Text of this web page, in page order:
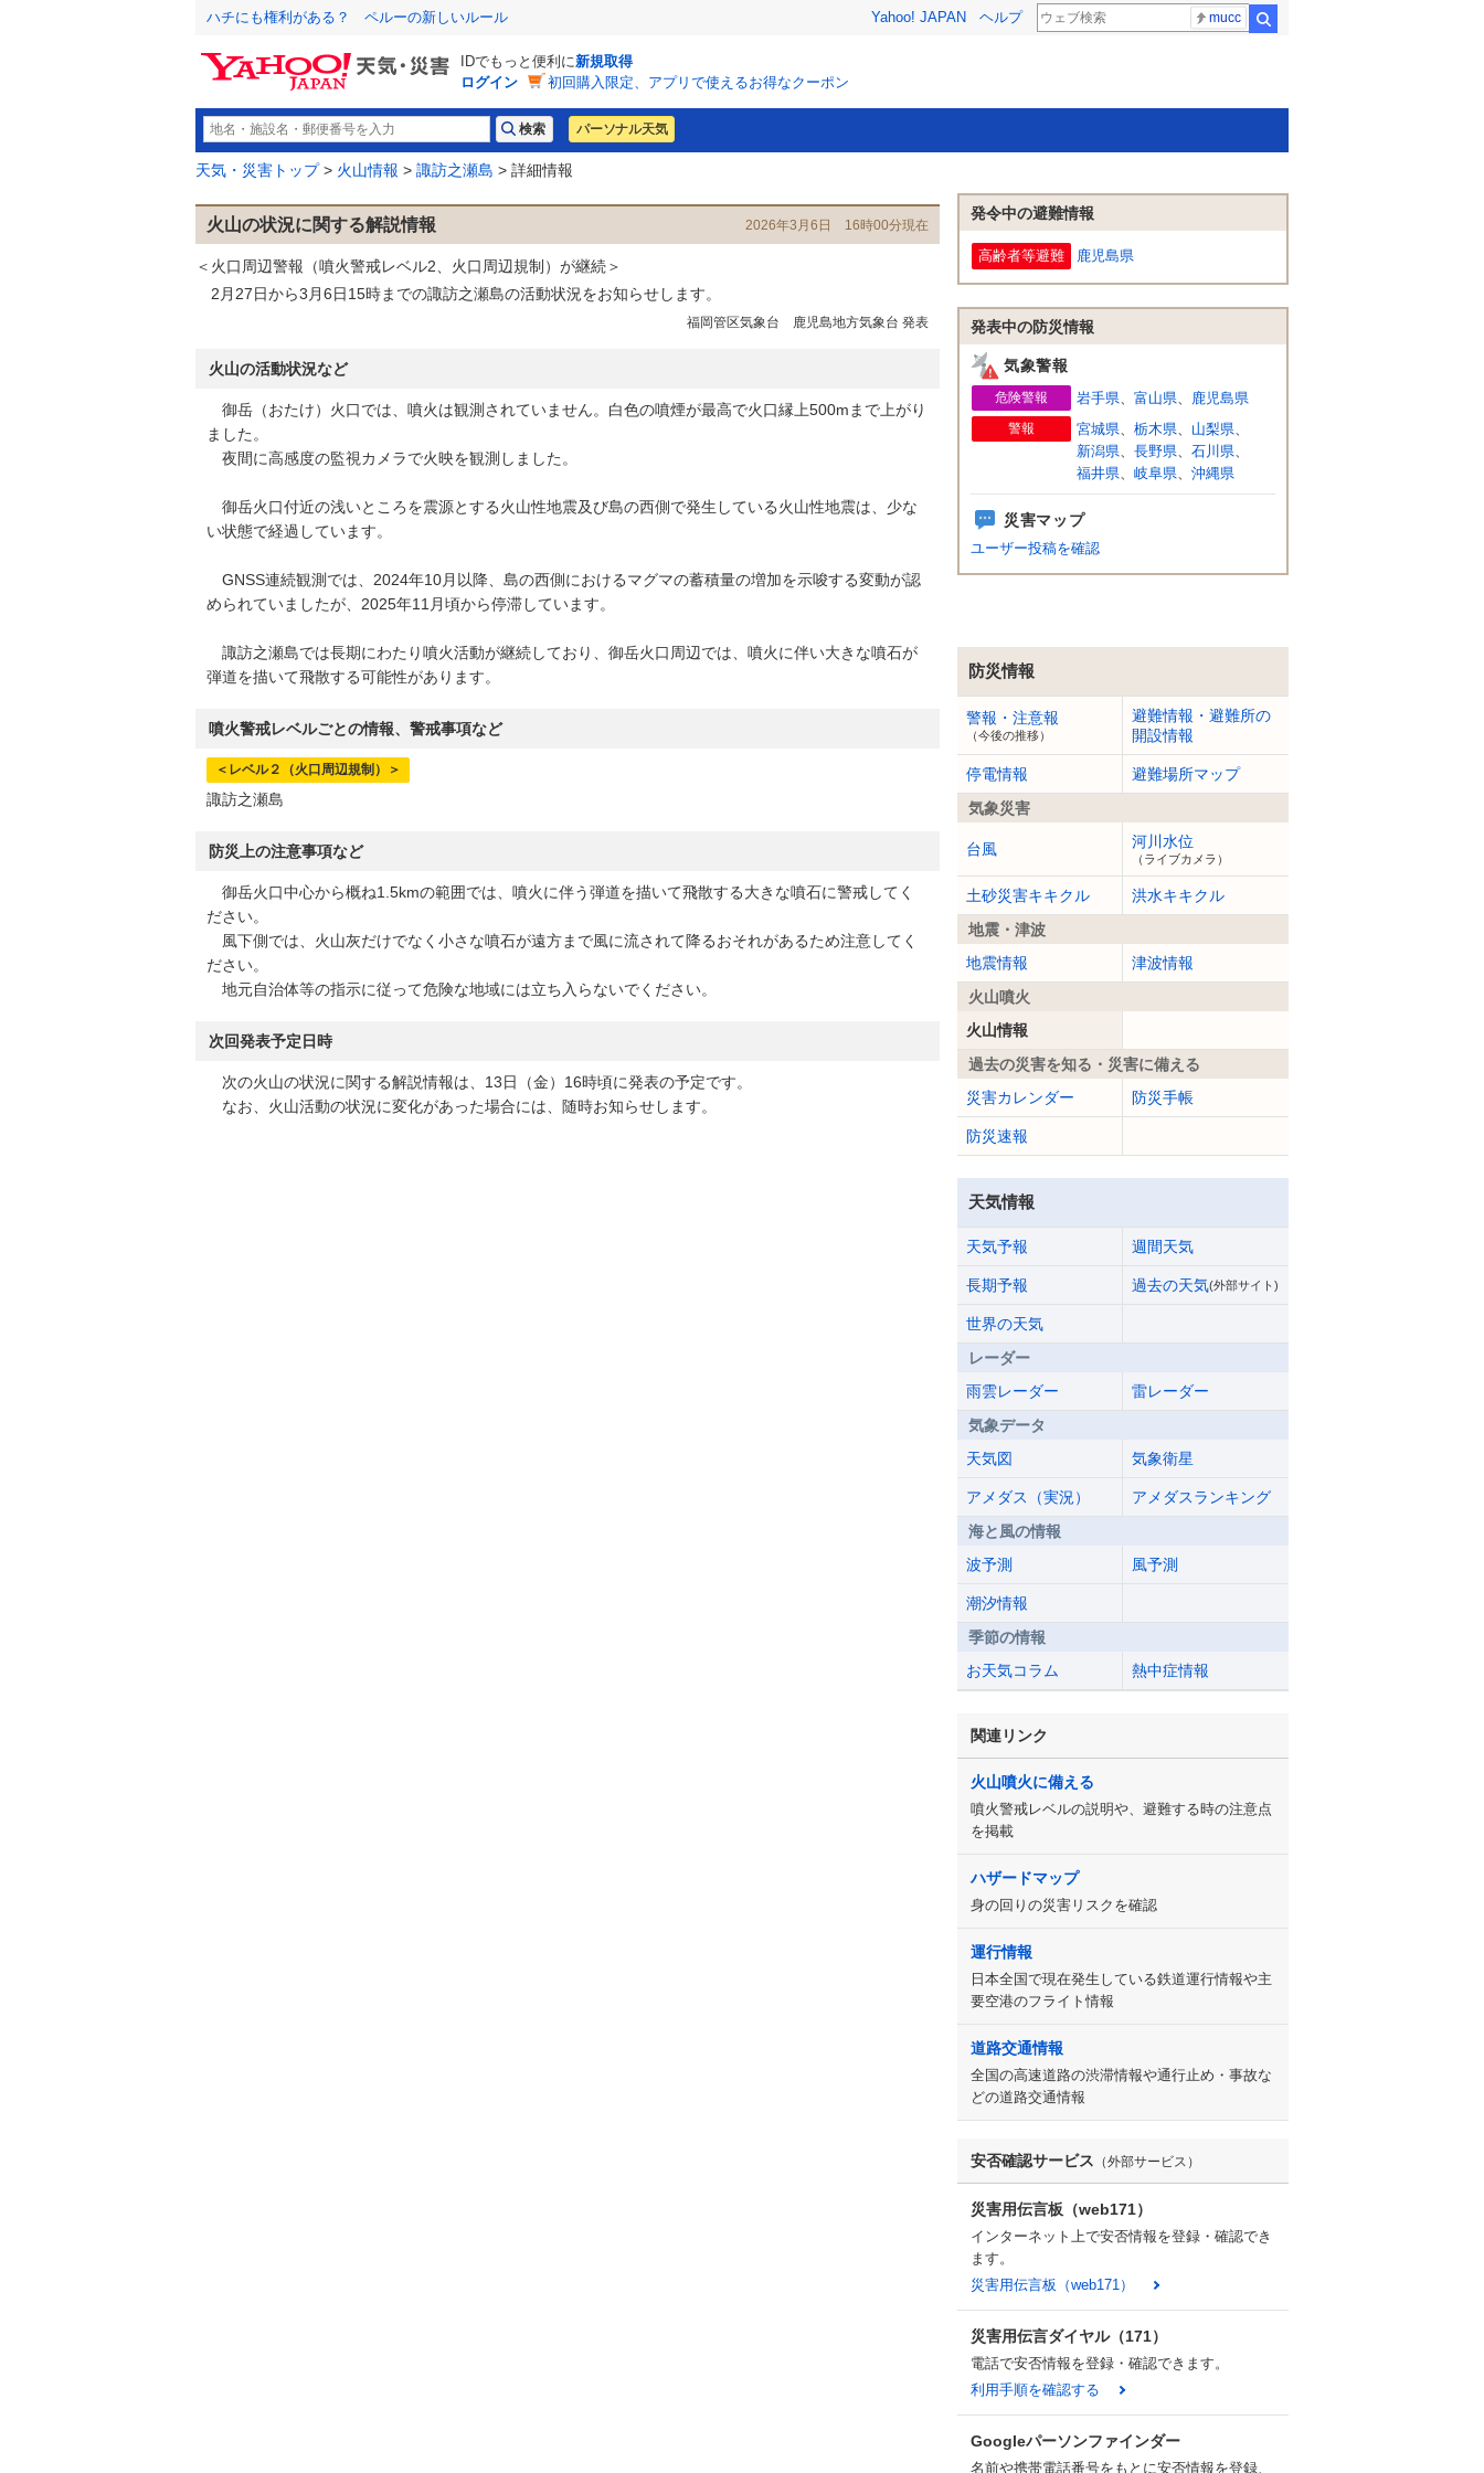
ハチにも権利がある？ ペルーの新しいルール Yahoo! JAPAN ヘルプ mucc
IDでもっと便利に新規取得
ログイン
初回購入限定、アプリで使えるお得なクーポン
パーソナル天気
天気・災害トップ> 火山情報 > 諏訪之瀬島 > 詳細情報
火山の状況に関する解説情報 2026年3月6日 16時00分現在
＜火口周辺警報（噴火警戒レベル2、火口周辺規制）が継続＞
2月27日から3月6日15時までの諏訪之瀬島の活動状況をお知らせします。
福岡管区気象台 鹿児島地方気象台 発表
火山の活動状況など
御岳（おたけ）火口では、噴火は観測されていません。白色の噴煙が最高で火口縁上500mまで上がり
ました。
夜間に高感度の監視カメラで火映を観測しました。
御岳火口付近の浅いところを震源とする火山性地震及び島の西側で発生している火山性地震は、少な
い状態で経過しています。
GNSS連続観測では、2024年10月以降、島の西側におけるマグマの蓄積量の増加を示唆する変動が認
められていましたが、2025年11月頃から停滞しています。
諏訪之瀬島では長期にわたり噴火活動が継続しており、御岳火口周辺では、噴火に伴い大きな噴石が
弾道を描いて飛散する可能性があります。
噴火警戒レベルごとの情報、警戒事項など
＜レベル２（火口周辺規制）＞
諏訪之瀬島
防災上の注意事項など
御岳火口中心から概ね1.5kmの範囲では、噴火に伴う弾道を描いて飛散する大きな噴石に警戒してく
ださい。
風下側では、火山灰だけでなく小さな噴石が遠方まで風に流されて降るおそれがあるため注意してく
ださい。
地元自治体等の指示に従って危険な地域には立ち入らないでください。
次回発表予定日時
次の火山の状況に関する解説情報は、13日（金）16時頃に発表の予定です。
なお、火山活動の状況に変化があった場合には、随時お知らせします。
発令中の避難情報
高齢者等避難 鹿児島県
発表中の防災情報
気象警報
危険警報 岩手県、 富山県、 鹿児島県
警報 宮城県、 栃木県、 山梨県、
新潟県、 長野県、 石川県、
福井県、 岐阜県、 沖縄県
災害マップ
ユーザー投稿を確認
防災情報
警報・注意報
（今後の推移）
避難情報・避難所の
開設情報
停電情報
避難場所マップ
気象災害
台風 河川水位
（ライブカメラ）
土砂災害キキクル
洪水キキクル
地震・津波
地震情報
津波情報
火山噴火
火山情報
過去の災害を知る・災害に備える
災害カレンダー
防災手帳
防災速報
天気情報
天気予報 週間天気
長期予報 過去の天気(外部サイト)
世界の天気
レーダー
雨雲レーダー
雷レーダー
気象データ
天気図
気象衛星
アメダス（実況）
アメダスランキング
海と風の情報
波予測
風予測
潮汐情報
季節の情報
お天気コラム
熱中症情報
関連リンク
火山噴火に備える
噴火警戒レベルの説明や、避難する時の注意点
を掲載
ハザードマップ
身の回りの災害リスクを確認
運行情報
日本全国で現在発生している鉄道運行情報や主
要空港のフライト情報
道路交通情報
全国の高速道路の渋滞情報や通行止め・事故な
どの道路交通情報
安否確認サービス （外部サービス）
災害用伝言板（web171）
インターネット上で安否情報を登録・確認でき
ます。
災害用伝言板（web171）
災害用伝言ダイヤル（171）
電話で安否情報を登録・確認できます。
利用手順を確認する
Googleパーソンファインダー
名前や携帯電話番号をもとに安否情報を登録、